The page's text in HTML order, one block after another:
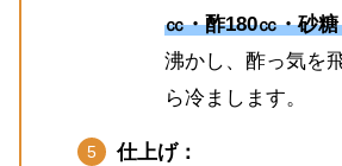
㏄・酢180㏄・砂
沸かし、酢っ気を
ら冷まします。
仕上げ：